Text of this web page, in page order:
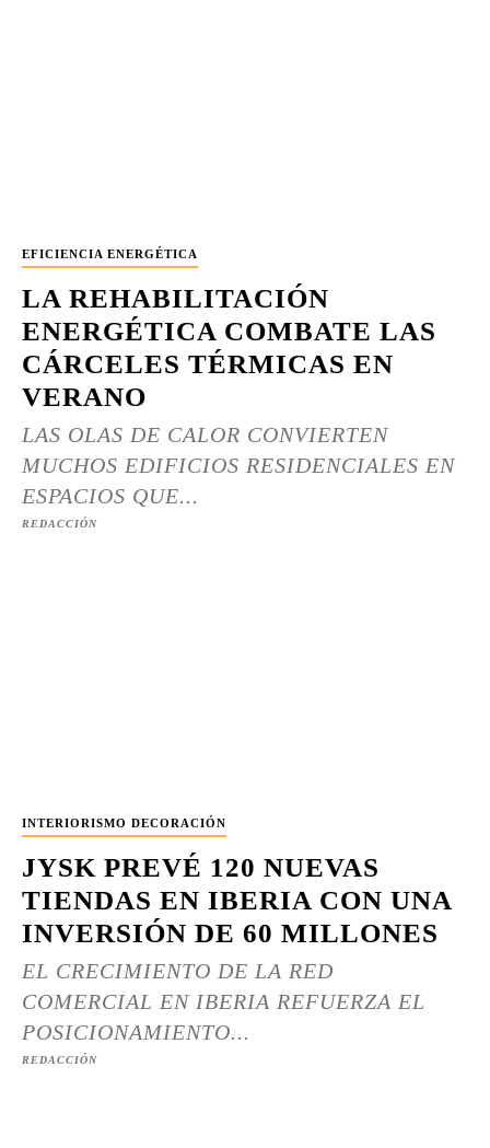
EFICIENCIA ENERGÉTICA
LA REHABILITACIÓN
ENERGÉTICA COMBATE LAS
CÁRCELES TÉRMICAS EN
VERANO
LAS OLAS DE CALOR CONVIERTEN
MUCHOS EDIFICIOS RESIDENCIALES EN
ESPACIOS QUE...
REDACCIÓN
INTERIORISMO DECORACIÓN
JYSK PREVÉ 120 NUEVAS
TIENDAS EN IBERIA CON UNA
INVERSIÓN DE 60 MILLONES
EL CRECIMIENTO DE LA RED
COMERCIAL EN IBERIA REFUERZA EL
POSICIONAMIENTO...
REDACCIÓN